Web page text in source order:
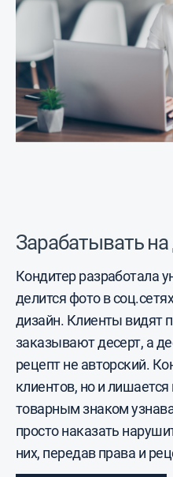
Зарабатывать
Кондитер разработала
делится фото в
дизайн. Клиенты видят
заказывают десерт, а
рецепт не авторский.
клиентов, но и
товарным знаком
просто наказать
них, передав права и